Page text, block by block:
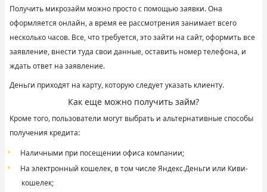
Получить микрозайм можно просто с помощью заявки. Она
оформляется онлайн, а время ее рассмотрения занимает всего
несколько часов. Все, что требуется, это зайти на сайт, оформить все
заявление, внести туда свои данные, оставить номер телефона, и
ждать ответ на заявление.
Деньги приходят на карту, которую следует указать клиенту.
Как еще можно получить займ?
Кроме того, пользователи могут выбрать и альтернативные способы
получения кредита:
Наличными при посещении офиса компании;
На электронный кошелек, в том числе Яндекс.Деньги или Киви-
кошелек;